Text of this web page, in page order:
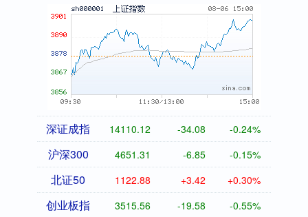
深证成指 14110.12 -34.08 -0.24%
沪深300 4651.31 -6.85 -0.15%
北证50 1122.88 +3.42 +0.30%
创业板指 3515.56 -19.58 -0.55%